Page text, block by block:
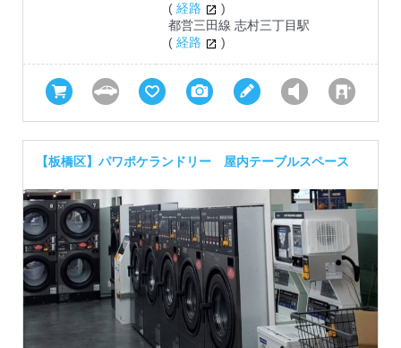
( 経路
)
都営三田線 志村三丁目駅
( 経路 )
【板橋区】パワポケランドリー 屋内テーブルスペース